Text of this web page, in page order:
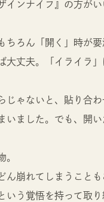
インナイフ』の方がい
ろん「開く」時が
丈夫。「イライラ」
じゃないと、貼り合
いました。でも、開
崩れてしまうことも
いう覚悟を持って取り